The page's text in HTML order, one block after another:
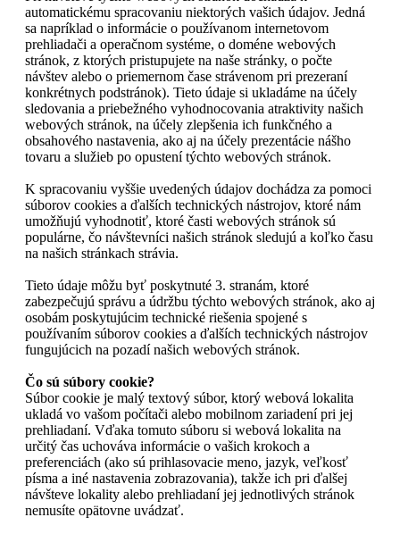
automatickému spracovaniu niektorých vašich údajov. Jedná
sa napríklad o informácie o používanom internetovom
prehliadači a operačnom systéme, o doméne webových
stránok, z ktorých pristupujete na naše stránky, o počte
návštev alebo o priemernom čase strávenom pri prezeraní
konkrétnych podstránok). Tieto údaje si ukladáme na účely
sledovania a priebežného vyhodnocovania atraktivity našich
webových stránok, na účely zlepšenia ich funkčného a
obsahového nastavenia, ako aj na účely prezentácie nášho
tovaru a služieb po opustení týchto webových stránok.
K spracovaniu vyššie uvedených údajov dochádza za pomoci
súborov cookies a ďalších technických nástrojov, ktoré nám
umožňujú vyhodnotiť, ktoré časti webových stránok sú
populárne, čo návštevníci našich stránok sledujú a koľko času
na našich stránkach strávia.
Tieto údaje môžu byť poskytnuté 3. stranám, ktoré
zabezpečujú správu a údržbu týchto webových stránok, ako aj
osobám poskytujúcim technické riešenia spojené s
používaním súborov cookies a ďalších technických nástrojov
fungujúcich na pozadí našich webových stránok.
Čo sú súbory cookie?
Súbor cookie je malý textový súbor, ktorý webová lokalita
ukladá vo vašom počítači alebo mobilnom zariadení pri jej
prehliadaní. Vďaka tomuto súboru si webová lokalita na
určitý čas uchováva informácie o vašich krokoch a
preferenciách (ako sú prihlasovacie meno, jazyk, veľkosť
písma a iné nastavenia zobrazovania), takže ich pri ďalšej
návšteve lokality alebo prehliadaní jej jednotlivých stránok
nemusíte opätovne uvádzať.